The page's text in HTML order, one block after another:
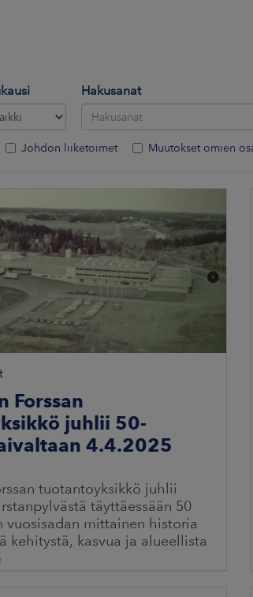
Hakusanat
Johdon liiketoimet Muutokset omien
Forssan
juhlii 50-
4.4.2025
tuotantoyksikkö juhlii
täyttäessään 50
vuosisadan mittainen historia
kehitystä, kasvua ja alueellista